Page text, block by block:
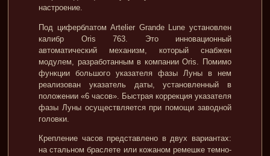
настроение.
Под циферблатом Artelier Grande Lune установлен
калибр Oris 763. Это инновационный
автоматический механизм, который снабжен
модулем, разработанным в компании Oris. Помимо
функции большого указателя фазы Луны в нем
реализован указатель даты, установленный в
положении «6 часов». Быстрая коррекция указателя
фазы Луны осуществляется при помощи заводной
головки.
Крепление часов представлено в двух вариантах:
на стальном браслете или кожаном ремешке темно-